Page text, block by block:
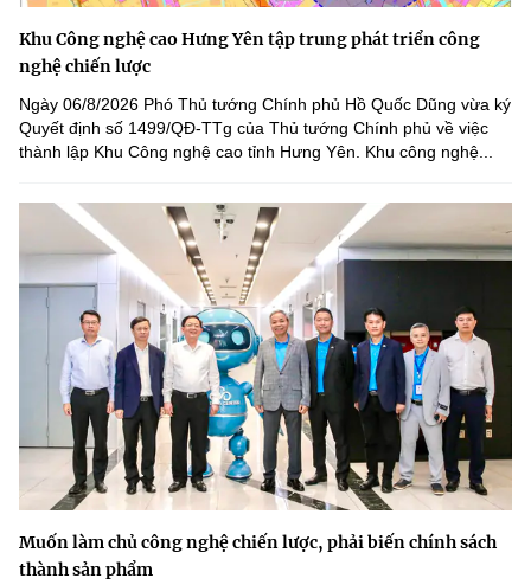
Khu Công nghệ cao Hưng Yên tập trung phát triển công
nghệ chiến lược
Ngày 06/8/2026 Phó Thủ tướng Chính phủ Hồ Quốc Dũng vừa ký
Quyết định số 1499/QĐ-TTg của Thủ tướng Chính phủ về việc
thành lập Khu Công nghệ cao tỉnh Hưng Yên. Khu công nghệ...
Muốn làm chủ công nghệ chiến lược, phải biến chính sách
thành sản phẩm